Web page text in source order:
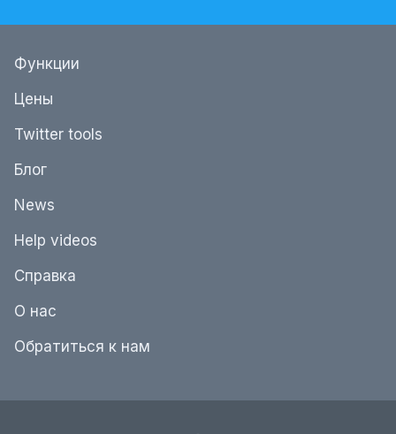
Функции
Цены
Twitter tools
Блог
News
Help videos
Справка
О нас
Обратиться к нам